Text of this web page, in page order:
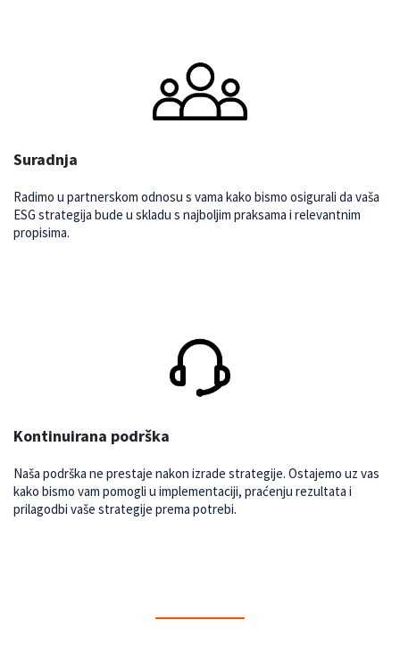
Suradnja
Radimo u partnerskom odnosu s vama kako bismo osigurali da vaša
ESG strategija bude u skladu s najboljim praksama i relevantnim
propisima.
Kontinuirana podrška
Naša podrška ne prestaje nakon izrade strategije. Ostajemo uz vas
kako bismo vam pomogli u implementaciji, praćenju rezultata i
prilagodbi vaše strategije prema potrebi.